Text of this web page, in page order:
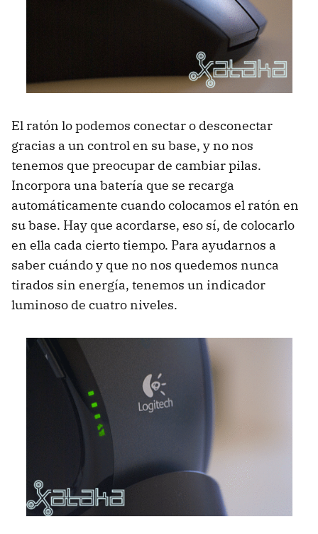
El ratón lo podemos conectar o desconectar
gracias a un control en su base, y no nos
tenemos que preocupar de cambiar pilas.
Incorpora una batería que se recarga
automáticamente cuando colocamos el ratón en
su base. Hay que acordarse, eso sí, de colocarlo
en ella cada cierto tiempo. Para ayudarnos a
saber cuándo y que no nos quedemos nunca
tirados sin energía, tenemos un indicador
luminoso de cuatro niveles.